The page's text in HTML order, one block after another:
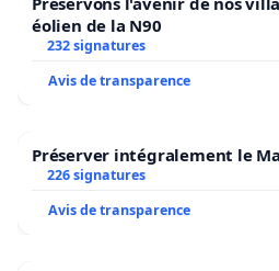
éolien de la N90
232 signatures
Avis de transparence
Préserver intégralement le
226 signatures
Avis de transparence